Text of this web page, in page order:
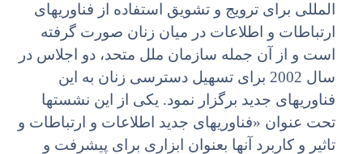
المللی برای ترویج و تشویق استفاده از فناوریهای
ارتباطات و اطلاعات در میان زنان صورت گرفته
است و از آن جمله سازمان ملل متحد، دو اجلاس در
سال 2002 برای تسهیل دسترسی زنان به این
فناوریهای جدید برگزار نمود. یکی از این نشستها
تحت عنوان «فناوریهای جدید اطلاعات و ارتباطات و
تاثیر و کاربرد آنها بعنوان ابزاری برای پیشرفت و